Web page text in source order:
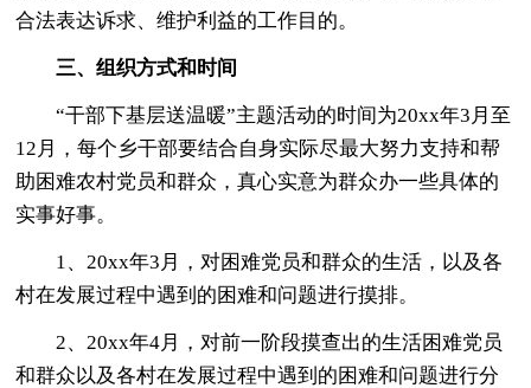
合法表达诉求、维护利益的工作目的。
三、组织方式和时间
“干部下基层送温暖”主题活动的时间为20xx年3月至
12月，每个乡干部要结合自身实际尽最大努力支持和帮
助困难农村党员和群众，真心实意为群众办一些具体的
实事好事。
1、20xx年3月，对困难党员和群众的生活，以及各
村在发展过程中遇到的困难和问题进行摸排。
2、20xx年4月，对前一阶段摸查出的生活困难党员
和群众以及各村在发展过程中遇到的困难和问题进行分